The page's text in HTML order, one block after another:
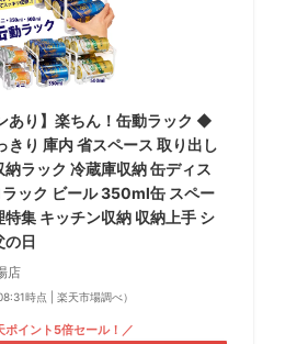
あり】楽ちん！缶動ラック ◆
きり 庫内 省スペース 取り出し
ラック 冷蔵庫収納 缶ディス
ック ビール 350ml缶 スペー
特集 キッチン収納 収納上手 シ
の日
店
時点 | 楽天市場調べ）
ポイント5倍セール！／